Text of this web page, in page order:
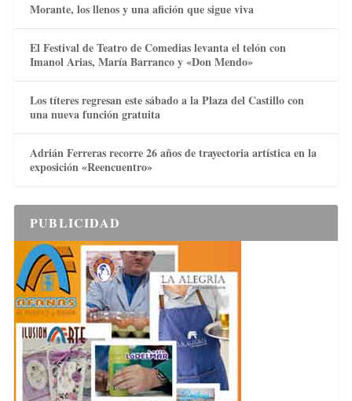
Morante, los llenos y una afición que sigue viva
El Festival de Teatro de Comedias levanta el telón con
Imanol Arias, María Barranco y «Don Mendo»
Los títeres regresan este sábado a la Plaza del Castillo con
una nueva función gratuita
Adrián Ferreras recorre 26 años de trayectoria artística en la
exposición «Reencuentro»
PUBLICIDAD